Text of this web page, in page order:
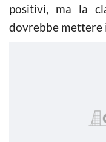
positivi, ma la
dovrebbe mettere